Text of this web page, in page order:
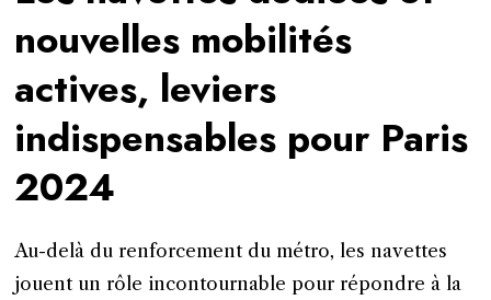
nouvelles mobilités
actives, leviers
indispensables pour Paris
2024
Au-delà du renforcement du métro, les navettes
jouent un rôle incontournable pour répondre à la